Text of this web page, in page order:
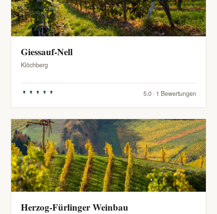
Giessauf-Nell
Klöchberg
5.0 · 1 Bewertungen
Herzog-Fürlinger Weinbau